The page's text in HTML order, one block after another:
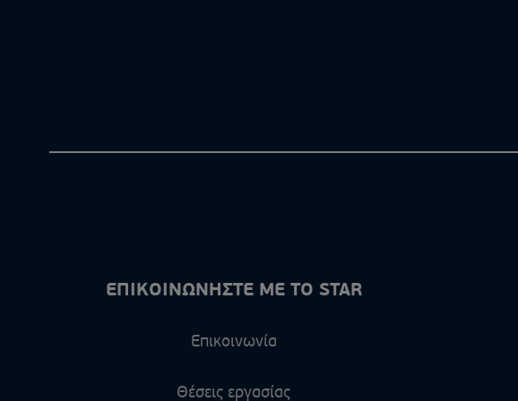
ΕΠΙΚΟΙΝΩΝΗΣΤΕ ΜΕ ΤΟ STAR
Επικοινωνία
Θέσεις εργασίας